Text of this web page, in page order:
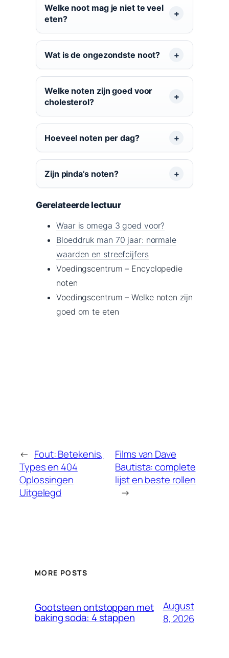
Welke noot mag je niet te veel
eten?
Wat is de ongezondste noot?
Welke noten zijn goed voor
cholesterol?
Hoeveel noten per dag?
Zijn pinda’s noten?
Gerelateerde lectuur
Waar is omega 3 goed voor?
Bloeddruk man 70 jaar: normale
waarden en streefcijfers
Voedingscentrum – Encyclopedie
noten
Voedingscentrum – Welke noten zijn
goed om te eten
← Fout: Betekenis,
Types en 404
Oplossingen
Uitgelegd
Films van Dave
Bautista: complete
lijst en beste rollen
→
MORE POSTS
Gootsteen ontstoppen met
baking soda: 4 stappen
August
8, 2026